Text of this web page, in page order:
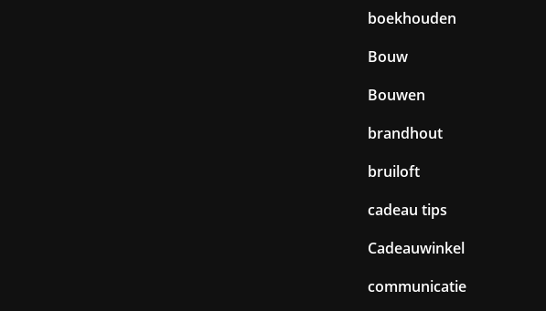
boekhouden
Bouw
Bouwen
brandhout
bruiloft
cadeau tips
Cadeauwinkel
communicatie